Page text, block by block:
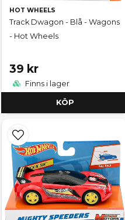
HOT WHEELS
Track Dwagon - Blå - Wagons
- Hot Wheels
39 kr
Finns i lager
KÖP